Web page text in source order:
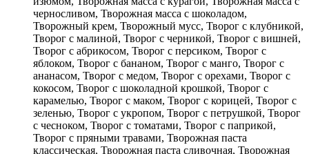
черносливом, Творожная масса с шоколадом,
Творожный крем, Творожный мусс, Творог с клубникой,
Творог с малиной, Творог с черникой, Творог с вишней,
Творог с абрикосом, Творог с персиком, Творог с
яблоком, Творог с бананом, Творог с манго, Творог с
ананасом, Творог с медом, Творог с орехами, Творог с
кокосом, Творог с шоколадной крошкой, Творог с
карамелью, Творог с маком, Творог с корицей, Творог с
зеленью, Творог с укропом, Творог с петрушкой, Творог
с чесноком, Творог с томатами, Творог с паприкой,
Творог с пряными травами, Творожная паста
классическая, Творожная паста сливочная, Творожная